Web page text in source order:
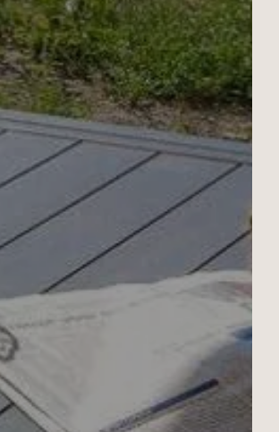
SPA PERLE D’EAU